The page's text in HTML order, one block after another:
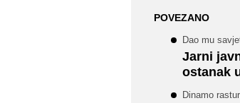
POVEZANO
Dao mu
Jarni
ostanak
Dinamo